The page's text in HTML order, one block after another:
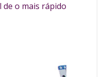
de o mais rápido